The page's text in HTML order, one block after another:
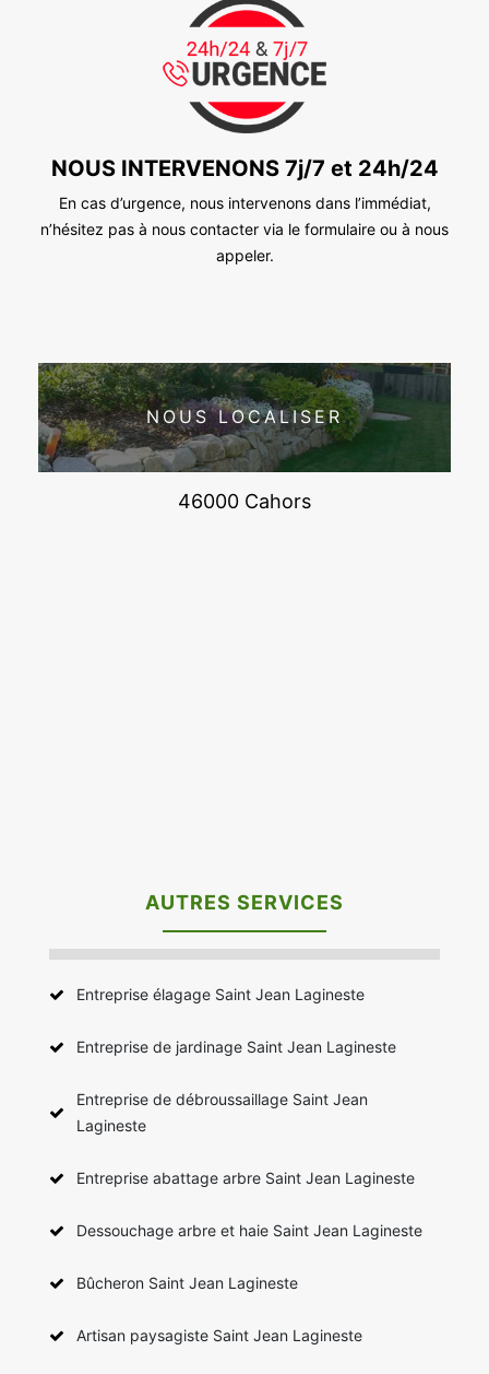
NOUS INTERVENONS 7j/7 et 24h/24
En cas d’urgence, nous intervenons dans l’immédiat,
n’hésitez pas à nous contacter via le formulaire ou à nous
appeler.
NOUS LOCALISER
46000 Cahors
AUTRES SERVICES
Entreprise élagage Saint Jean Lagineste
Entreprise de jardinage Saint Jean Lagineste
Entreprise de débroussaillage Saint Jean
Lagineste
Entreprise abattage arbre Saint Jean Lagineste
Dessouchage arbre et haie Saint Jean Lagineste
Bûcheron Saint Jean Lagineste
Artisan paysagiste Saint Jean Lagineste